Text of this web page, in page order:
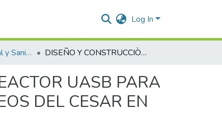
Log In
Ingeniería Ambiental y Sanitaria. DISEÑO Y CONSTRUCCIÒN DE UN PROTOTIPO DE REACTOR UASB PARA EL TRATAMIENTO DE AGUAS RESIDUALES DE LÀCTEOS DEL CESAR EN VALLEDUPAR.
UASB PARA
DEL CESAR EN